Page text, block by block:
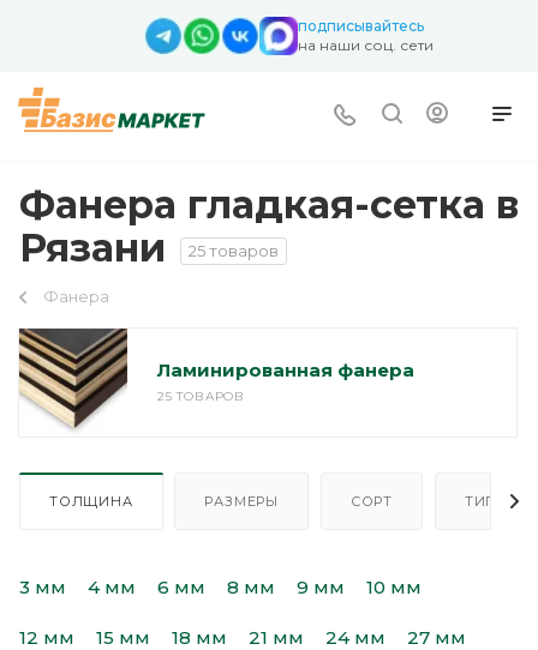
подписывайтесь
на наши соц. сети
Фанера гладкая-сетка в
Рязани
25 товаров
Фанера
Ламинированная фанера
25 ТОВАРОВ
ТОЛЩИНА РАЗМЕРЫ СОРТ ТИП
3 мм 4 мм 6 мм 8 мм 9 мм 10 мм
12 мм 15 мм 18 мм 21 мм 24 мм 27 мм